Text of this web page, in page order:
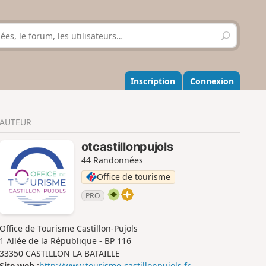
R
e
h
e
r
r
Inscription Connexion
AUTEUR
otcastillonpujols
44 Randonnées
Office de tourisme
PRO
Office de Tourisme Castillon-Pujols
1 Allée de la République - BP 116
33350 CASTILLON LA BATAILLE